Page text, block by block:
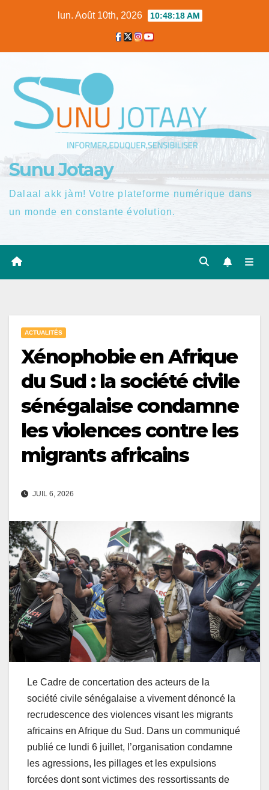
lun. Août 10th, 2026 10:48:18 AM
Sunu Jotaay
Dalaal akk jàm! Votre plateforme numérique dans
un monde en constante évolution.
ACTUALITÉS
Xénophobie en Afrique
du Sud : la société civile
sénégalaise condamne
les violences contre les
migrants africains
JUIL 6, 2026
Le Cadre de concertation des acteurs de la
société civile sénégalaise a vivement dénoncé la
recrudescence des violences visant les migrants
africains en Afrique du Sud. Dans un communiqué
publié ce lundi 6 juillet, l’organisation condamne
les agressions, les pillages et les expulsions
forcées dont sont victimes des ressortissants de